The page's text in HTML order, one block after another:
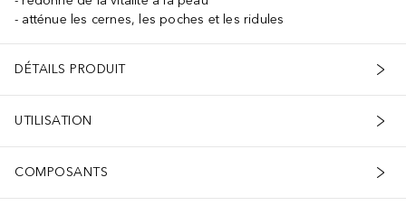
atténue les cernes, les poches et les ridules
DÉTAILS PRODUIT
UTILISATION
COMPOSANTS